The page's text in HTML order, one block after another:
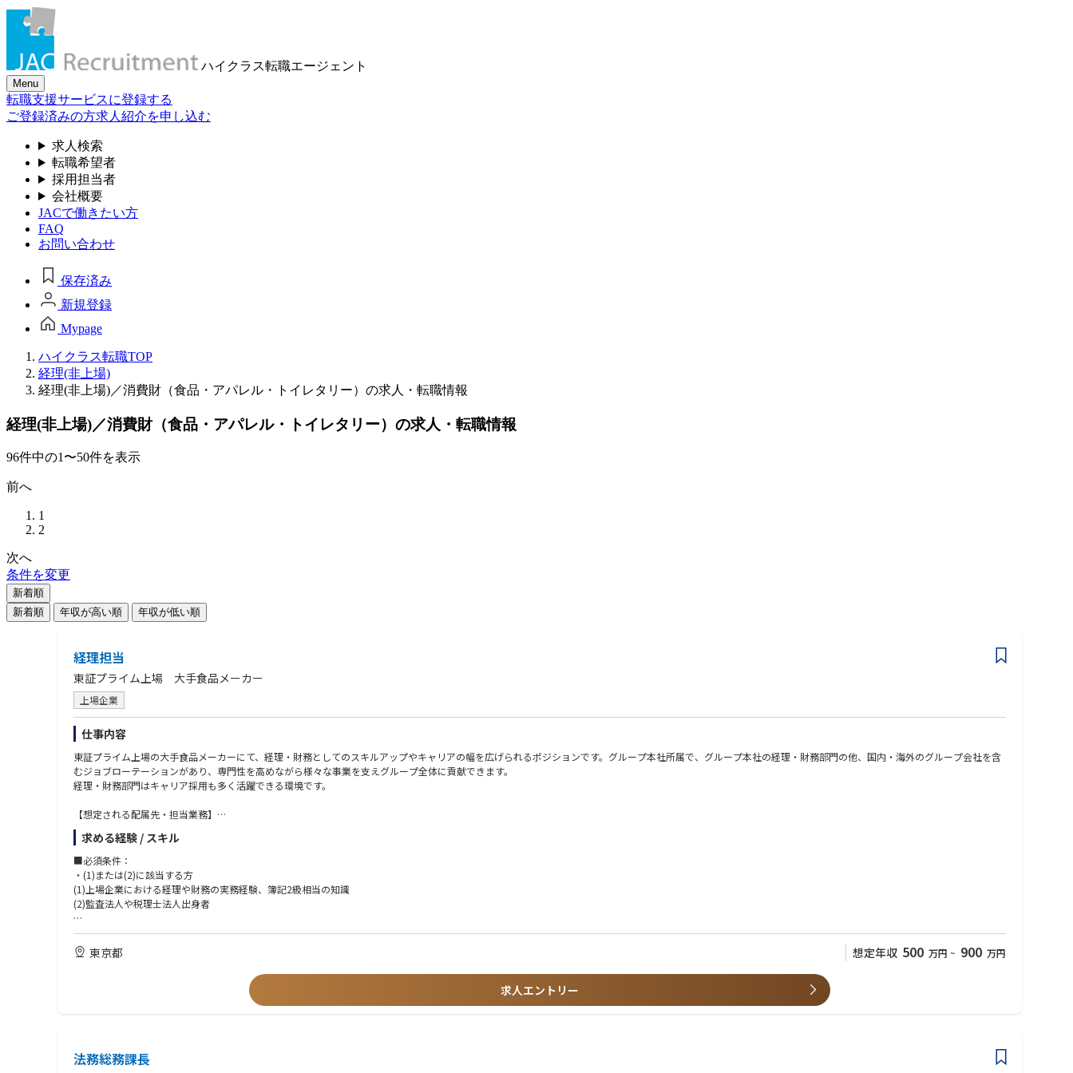
ハイクラス転職エージェント
Menu
転職支援サービスに登録する
ご登録済みの方求人紹介を申し込む
求人検索
転職希望者
採用担当者
会社概要
JACで働きたい方
FAQ
お問い合わせ
保存済み
新規登録
Mypage
ハイクラス転職TOP
経理(非上場)
経理(非上場)／消費財（食品・アパレル・トイレタリー）の求人・転職情報
経理(非上場)／消費財（食品・アパレル・トイレタリー）の求人・転職情報
96件中の1〜50件を表示
前へ
1
2
次へ
条件を変更
新着順
新着順
年収が高い順 年収が低い順
経理担当
東証プライム上場 大手食品メーカー
上場企業
仕事内容
東証プライム上場の大手食品メーカーにて、経理・財務としてのスキルアップやキャリアの幅を広げられるポジションです。グループ本社所属で、グループ本社の経理・財務部門の他、国内・海外のグループ会社を含
むジョブローテーションがあり、専門性を高めながら様々な事業を支えグループ全体に貢献できます。
経理・財務部門はキャリア採用も多く活躍できる環境です。
【想定される配属先・担当業務】
■グループ本社 の以下の部署
・経理部（連結決算・開示関係、グループ全体の業績管理、グループ税務（国内・国際）、単体決算（制度決算/月次決算/予算/業績予想）・税務業務）
・財務部（資金管理、資本政策、資金調達、外国為替管理）
・国際経理財務室（海外子会社への経理・財務面での指導、支援、業務改善提案）
・国内グループ会社での経理・財務・税務に関する業務、事業支援
・経験・知識に応じて、プロジェクト推進（M＆Aや組織再編などの経理・財務面での支援） など
グループ本社の経理部・財務部・国際経理財務室、グループ会社（海外現地法人含む）の管理部門、経営企画部門、監査部門等
求める経験 / スキル
■必須条件：
・(1)または(2)に該当する方
(1)上場企業における経理や財務の実務経験、簿記2級相当の知識
(2)監査法人や税理士法人出身者
■歓迎条件：上場メーカーにおける決算・税務・財務業務の経験（3年以上）、海外への興味がある方
東京都 想定年収 500 万円 ~ 900 万円
求人エントリー
法務総務課長